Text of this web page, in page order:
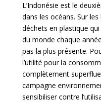
L’Indonésie est le
dans les océans. Sur
déchets en plastique
du monde chaque
pas la plus présente.
l’utilité pour la
complètement
campagne
sensibiliser contre